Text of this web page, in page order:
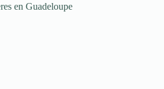
en Guadeloupe